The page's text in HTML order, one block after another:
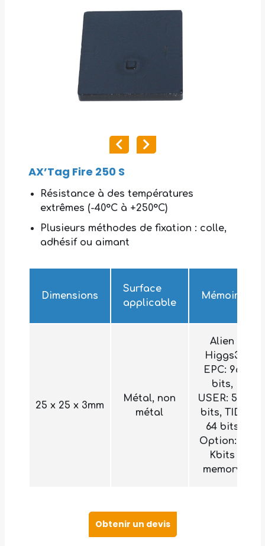
AX’Tag Fire 250 S
Résistance à des températures
extrêmes (-40°C à +250°C)
Plusieurs méthodes de fixation : colle,
adhésif ou aimant
Dimensions
Surface
applicable
Mémoire
25 x 25 x 3mm
Métal, non
métal
Alien
Higgs3
EPC: 96
bits,
USER: 512
bits, TID:
64 bits
Option: 2
Kbits
memory
Obtenir un devis